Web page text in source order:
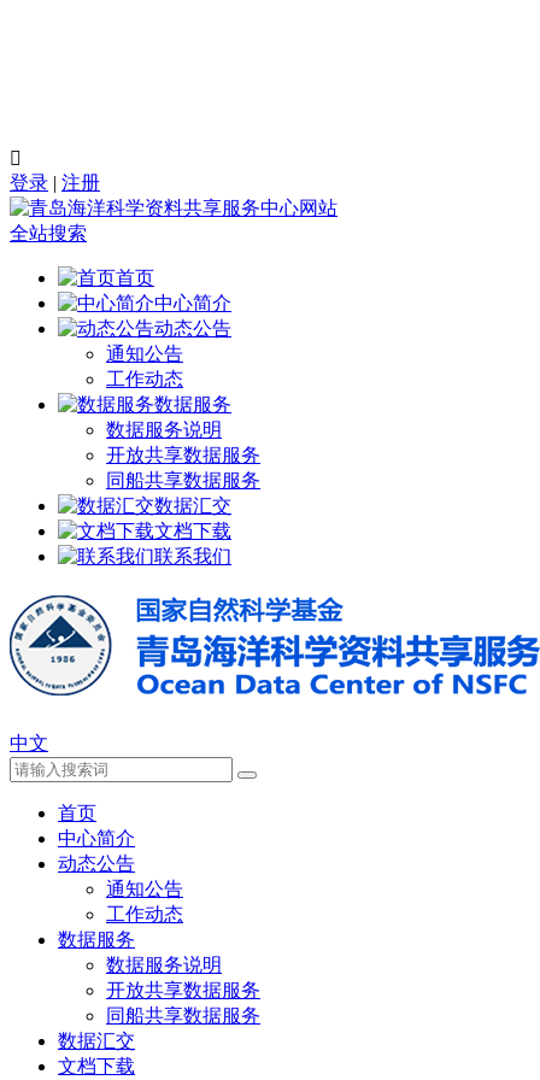

登录 | 注册
全站搜索
首页
中心简介
动态公告
通知公告
工作动态
数据服务
数据服务说明
开放共享数据服务
同船共享数据服务
数据汇交
文档下载
联系我们
中文
首页
中心简介
动态公告
通知公告
工作动态
数据服务
数据服务说明
开放共享数据服务
同船共享数据服务
数据汇交
文档下载